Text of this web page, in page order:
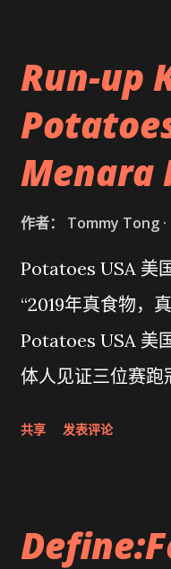
Run-up
Menara
作者： Tommy Tong
Potatoes USA 美
“2019年真食物，
Potatoes USA 美
体人见证三位赛跑
共享 发表评论